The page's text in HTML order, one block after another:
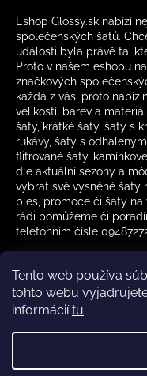
Tento web používa
tohto webu
informáciítu.
Eshop Glossy.sk nabízí
společenských šatů.
události byla právě ta,
Proto v našem eshopu
značkových
každá z vás, proto
velikostí, barev a
šaty, krátké šaty, šaty s
rukávy, šaty s
flitrované šaty,
dle aktuální sezóny a
vybrat své vysněné šaty
ples, promoce či šaty
rádi pomůžeme či
telefonním čísle
Kamenná